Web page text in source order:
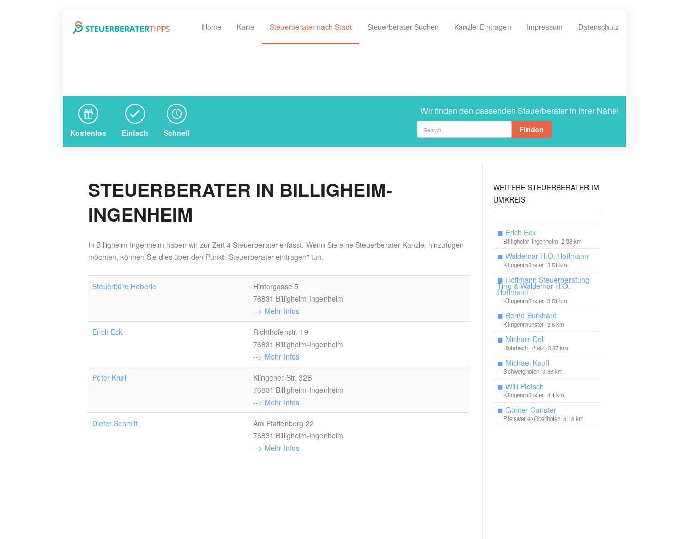
Home Karte Steuerberater nach Stadt Steuerberater Suchen Kanzlei Eintragen Impressum Datenschutz
Kostenlos Einfach Schnell
Wir finden den passenden Steuerberater in Ihrer Nähe!
Finden
STEUERBERATER IN BILLIGHEIM-
INGENHEIM
In Billigheim-Ingenheim haben wir zur Zeit 4 Steuerberater erfasst. Wenn Sie eine Steuerberater-Kanzlei hinzufügen
möchten, können Sie dies über den Punkt "Steuerberater eintragen" tun.
Steuerbüro Heberle
Hintergasse 5
76831 Billigheim-Ingenheim
--> Mehr Infos
Erich Eck
Richthofenstr. 19
76831 Billigheim-Ingenheim
--> Mehr Infos
Peter Krull
Klingener Str. 32B
76831 Billigheim-Ingenheim
--> Mehr Infos
Dieter Schmitt
Am Pfaffenberg 22
76831 Billigheim-Ingenheim
--> Mehr Infos
WEITERE STEUERBERATER IM
UMKREIS
◼ Erich Eck
Billigheim-Ingenheim 2.38 km
◼ Waldemar H.O. Hoffmann
Klingenmünster 3.51 km
◼ Hoffmann Steuerberatung
Tino & Waldemar H.O.
Hoffmann
Klingenmünster 3.51 km
◼ Bernd Burkhard
Klingenmünster 3.6 km
◼ Michael Doll
Rohrbach, Pfalz 3.87 km
◼ Michael Kauff
Schweighofen 3.88 km
◼ Willi Pletsch
Klingenmünster 4.1 km
◼ Günter Ganster
Pleisweiler-Oberhofen 5.16 km